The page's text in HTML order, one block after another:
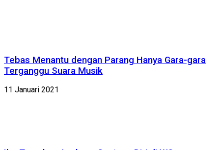
Tebas Menantu dengan Parang Hanya Gara-gara
Terganggu Suara Musik
11 Januari 2021